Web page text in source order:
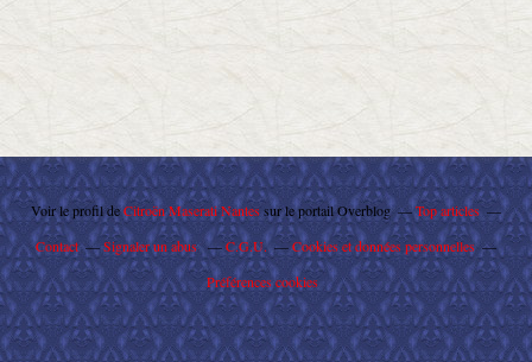
Voir le profil deCitroën Maserati Nantessur le portail Overblog
Top articles
Contact
Signaler un abus C.G.U.
Cookies et données personnelles
Préférences cookies